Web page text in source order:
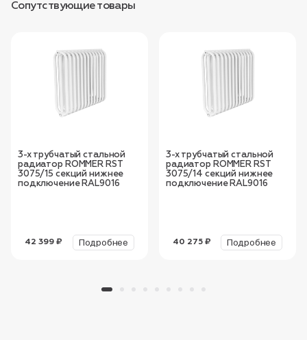
Сопутствующие товары
3-х трубчатый стальной
радиатор ROMMER RST
3075/15 секций нижнее
подключение RAL9016
42 399 ₽ Подробнее
3-х трубчатый стальной
радиатор ROMMER RST
3075/14 секций нижнее
подключение RAL9016
40 275 ₽ Подробнее